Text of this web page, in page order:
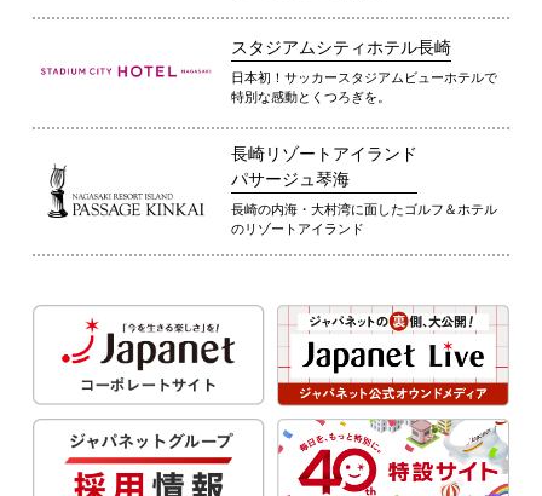
スタジアムシティホテル長崎
日本初！サッカースタジアムビューホテルで
特別な感動とくつろぎを。
長崎リゾートアイランド
パサージュ琴海
長崎の内海・大村湾に面したゴルフ＆ホテル
のリゾートアイランド